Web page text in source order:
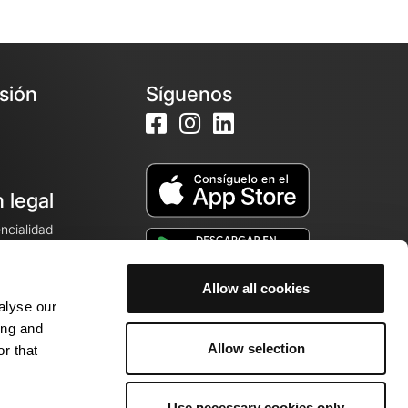
our
and
that
Allow all cookies
Allow selection
legal
Síguenos